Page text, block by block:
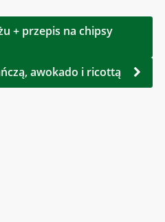
+ przepis na chipsy
awokado i ricottą